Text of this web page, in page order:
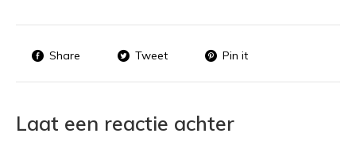
Share Tweet Pin it
Laat een reactie achter